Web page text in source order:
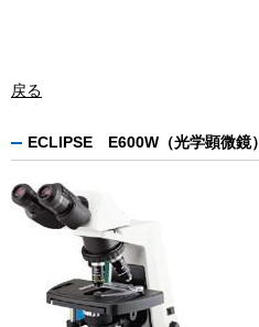
戻る
ECLIPSE E600W（光学顕微鏡）